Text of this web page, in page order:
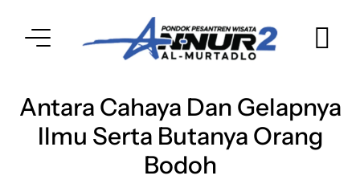
Antara Cahaya Dan Gelapnya
Ilmu Serta Butanya Orang
Bodoh